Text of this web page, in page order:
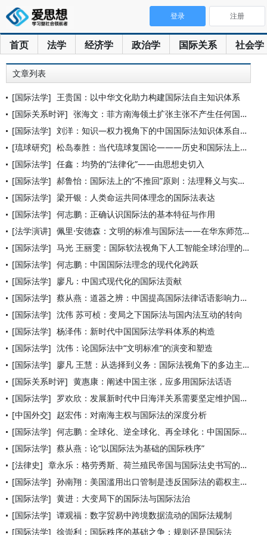
首页 法学 经济学 政治学 国际关系 社会学
登录 注册
文章列表
[国际法学] 王贵国：以中华文化助力构建国际法自主知识体系
[国际关系时评] 张海文：菲方南海领土扩张主张不产生任何国际法效力
[国际法学] 刘洋：知识—权力视角下的中国国际法知识体系自主性：为何重要与
[琉球研究] 松岛泰胜：当代琉球复国论———历史和国际法上的根据和进程
[国际法学] 任鑫：均势的“法律化”——由思想史切入
[国际法学] 郝鲁怡：国际法上的“不推回”原则：法理释义与实践调适
[国际法学] 梁开银：人类命运共同体理念的国际法表达
[国际法学] 何志鹏：正确认识国际法的基本特征与作用
[法学演讲] 佩里·安德森：文明的标准与国际法——在华东师范大学的演讲
[国际法学] 马光 王丽雯：国际软法视角下人工智能全球治理的现状与建议
[国际法学] 何志鹏：中国国际法理念的现代化跨跃
[国际法学] 廖凡：中国式现代化的国际法贡献
[国际法学] 蔡从燕：道器之辨：中国提高国际法律话语影响力中的论辩及其超越
[国际法学] 沈伟 苏可桢：变局之下国际法与国内法互动的转向
[国际法学] 杨泽伟：新时代中国国际法学科体系的构造
[国际法学] 沈伟：论国际法中“文明标准”的演变和塑造
[国际法学] 廖凡 王慧：从选择到义务：国际法视角下的多边主义
[国际关系时评] 黄惠康：阐述中国主张，应多用国际法话语
[国际法学] 罗欢欣：发展新时代中日海洋关系需要坚定维护国际法权威
[中国外交] 赵宏伟：对南海主权与国际法的深度分析
[国际法学] 何志鹏：全球化、逆全球化、再全球化：中国国际法的全球化理论反
[国际法学] 蔡从燕：论“以国际法为基础的国际秩序”
[法律史] 章永乐：格劳秀斯、荷兰殖民帝国与国际法史书写的主体性问题
[国际法学] 孙南翔：美国滥用出口管制是违反国际法的霸权主义行为
[国际法学] 黄进：大变局下的国际法与国际法治
[国际法学] 谭观福：数字贸易中跨境数据流动的国际法规制
[国际法学] 徐崇利：国际秩序的基础之争：规则还是国际法